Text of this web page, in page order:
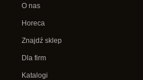
O nas
Horeca
Znajdź sklep
Dla firm
Katalogi